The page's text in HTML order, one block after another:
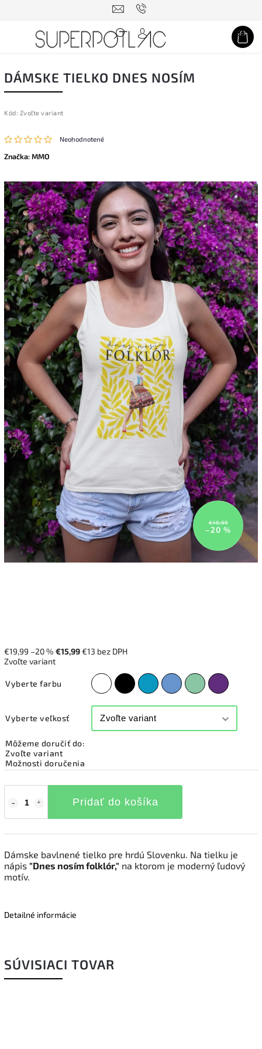
Hľadať
DÁMSKE TIELKO DNES NOSÍM
Kód: Zvoľte variant
Neohodnotené
Značka:MMO
€19,99
–20 %
€19,99 –20 % €15,99€13 bez DPH
Zvoľte variant
Vyberte farbu
Vyberte veľkosť
Môžeme doručiť do:
Zvoľte variant
Možnosti doručenia
Pridať do košíka
Dámske bavlnené tielko pre hrdú Slovenku. Na tielku je
nápis "Dnes nosím folklór," na ktorom je moderný ľudový
motív.
Detailné informácie
SÚVISIACI TOVAR